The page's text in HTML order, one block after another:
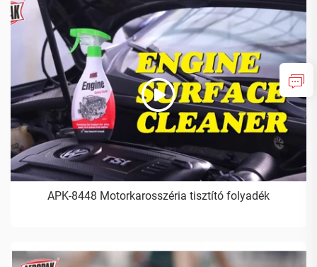
APK-8448 Motorkarosszéria tisztító folyadék